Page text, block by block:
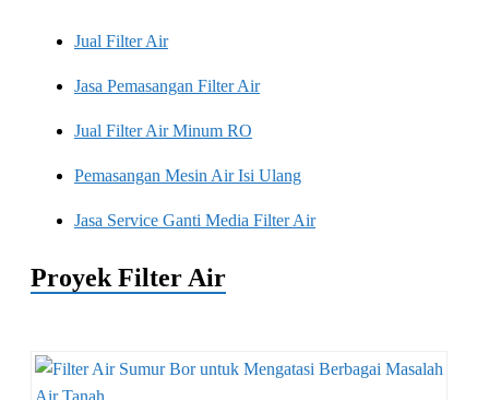
Jual Filter Air
Jasa Pemasangan Filter Air
Jual Filter Air Minum RO
Pemasangan Mesin Air Isi Ulang
Jasa Service Ganti Media Filter Air
Proyek Filter Air